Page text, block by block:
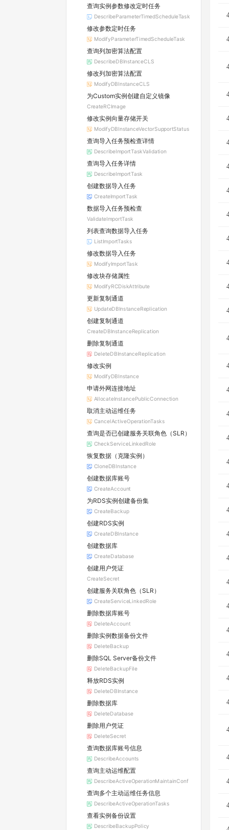
查询实例参数修改定时任务
DescribeParameterTimedScheduleTask
修改参数定时任务
ModifyParameterTimedScheduleTask
查询列加密算法配置
DescribeDBInstanceCLS
修改列加密算法配置
ModifyDBInstanceCLS
为Custom实例创建自定义镜像
CreateRCImage
修改实例向量存储开关
ModifyDBInstanceVectorSupportStatus
查询导入任务预检查详情
DescribeImportTaskValidation
查询导入任务详情
DescribeImportTask
创建数据导入任务
CreateImportTask
数据导入任务预检查
ValidateImportTask
列表查询数据导入任务
ListImportTasks
修改数据导入任务
ModifyImportTask
修改块存储属性
ModifyRCDiskAttribute
更新复制通道
UpdateDBInstanceReplication
创建复制通道
CreateDBInstanceReplication
删除复制通道
DeleteDBInstanceReplication
修改实例
ModifyDBInstance
申请外网连接地址
AllocateInstancePublicConnection
取消主动运维任务
CancelActiveOperationTasks
查询是否已创建服务关联角色（SLR）
CheckServiceLinkedRole
恢复数据（克隆实例）
CloneDBInstance
创建数据库账号
CreateAccount
为RDS实例创建备份集
CreateBackup
创建RDS实例
CreateDBInstance
创建数据库
CreateDatabase
创建用户凭证
CreateSecret
创建服务关联角色（SLR）
CreateServiceLinkedRole
删除数据库账号
DeleteAccount
删除实例数据备份文件
DeleteBackup
删除SQL Server备份文件
DeleteBackupFile
释放RDS实例
DeleteDBInstance
删除数据库
DeleteDatabase
删除用户凭证
DeleteSecret
查询数据库账号信息
DescribeAccounts
查询主动运维配置
DescribeActiveOperationMaintainConf
查询多个主动运维任务信息
DescribeActiveOperationTasks
查看实例备份设置
DescribeBackupPolicy